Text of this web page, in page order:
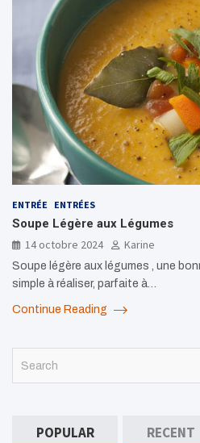
ENTRÉE ENTRÉES
Soupe Légère aux Légumes
14 octobre 2024
Karine
Soupe légère aux légumes , une
simple à réaliser, parfaite à…
Continue Reading
POPULAR RECENT